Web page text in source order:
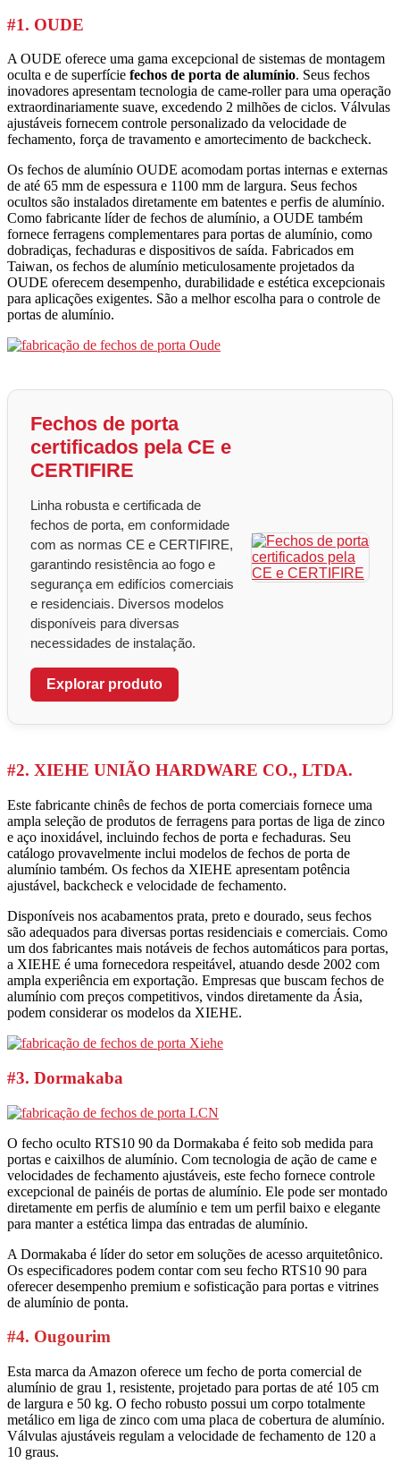
#1. OUDE
A OUDE oferece uma gama excepcional de sistemas de montagem
oculta e de superfície fechos de porta de alumínio. Seus fechos
inovadores apresentam tecnologia de came-roller para uma operação
extraordinariamente suave, excedendo 2 milhões de ciclos. Válvulas
ajustáveis fornecem controle personalizado da velocidade de
fechamento, força de travamento e amortecimento de backcheck.
Os fechos de alumínio OUDE acomodam portas internas e externas
de até 65 mm de espessura e 1100 mm de largura. Seus fechos
ocultos são instalados diretamente em batentes e perfis de alumínio.
Como fabricante líder de fechos de alumínio, a OUDE também
fornece ferragens complementares para portas de alumínio, como
dobradiças, fechaduras e dispositivos de saída. Fabricados em
Taiwan, os fechos de alumínio meticulosamente projetados da
OUDE oferecem desempenho, durabilidade e estética excepcionais
para aplicações exigentes. São a melhor escolha para o controle de
portas de alumínio.
Fechos de porta
certificados pela CE e
CERTIFIRE
Linha robusta e certificada de
fechos de porta, em conformidade
com as normas CE e CERTIFIRE,
garantindo resistência ao fogo e
segurança em edifícios comerciais
e residenciais. Diversos modelos
disponíveis para diversas
necessidades de instalação.
Explorar produto
#2. XIEHE UNIÃO HARDWARE CO., LTDA.
Este fabricante chinês de fechos de porta comerciais fornece uma
ampla seleção de produtos de ferragens para portas de liga de zinco
e aço inoxidável, incluindo fechos de porta e fechaduras. Seu
catálogo provavelmente inclui modelos de fechos de porta de
alumínio também. Os fechos da XIEHE apresentam potência
ajustável, backcheck e velocidade de fechamento.
Disponíveis nos acabamentos prata, preto e dourado, seus fechos
são adequados para diversas portas residenciais e comerciais. Como
um dos fabricantes mais notáveis de fechos automáticos para portas,
a XIEHE é uma fornecedora respeitável, atuando desde 2002 com
ampla experiência em exportação. Empresas que buscam fechos de
alumínio com preços competitivos, vindos diretamente da Ásia,
podem considerar os modelos da XIEHE.
#3. Dormakaba
O fecho oculto RTS10 90 da Dormakaba é feito sob medida para
portas e caixilhos de alumínio. Com tecnologia de ação de came e
velocidades de fechamento ajustáveis, este fecho fornece controle
excepcional de painéis de portas de alumínio. Ele pode ser montado
diretamente em perfis de alumínio e tem um perfil baixo e elegante
para manter a estética limpa das entradas de alumínio.
A Dormakaba é líder do setor em soluções de acesso arquitetônico.
Os especificadores podem contar com seu fecho RTS10 90 para
oferecer desempenho premium e sofisticação para portas e vitrines
de alumínio de ponta.
#4. Ougourim
Esta marca da Amazon oferece um fecho de porta comercial de
alumínio de grau 1, resistente, projetado para portas de até 105 cm
de largura e 50 kg. O fecho robusto possui um corpo totalmente
metálico em liga de zinco com uma placa de cobertura de alumínio.
Válvulas ajustáveis regulam a velocidade de fechamento de 120 a
10 graus.